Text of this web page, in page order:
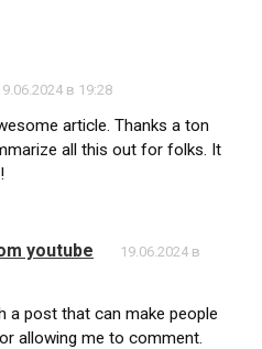
в 19:28
article. Thanks a ton
all this out for folks. It
youtube
19.06.2024 в
a post that can make people
allowing me to comment.